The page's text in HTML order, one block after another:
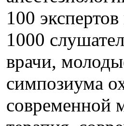
100
1000
врачи,
симпозиума
современной